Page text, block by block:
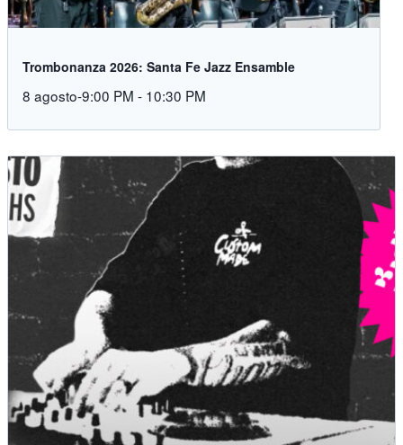
Trombonanza 2026: Santa Fe Jazz Ensamble
8 agosto-9:00 PM - 10:30 PM